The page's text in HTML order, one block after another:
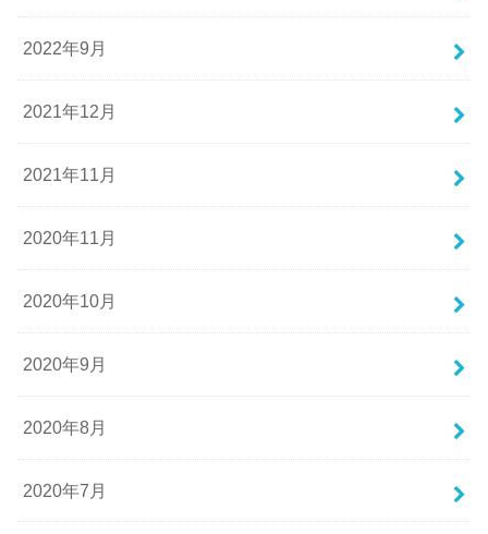
2022年9月
2021年12月
2021年11月
2020年11月
2020年10月
2020年9月
2020年8月
2020年7月